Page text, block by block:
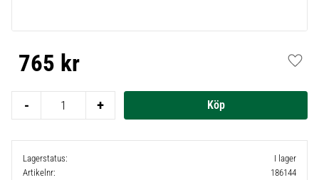
765 kr
+
-
Lagerstatus
I lager
Artikelnr
186144